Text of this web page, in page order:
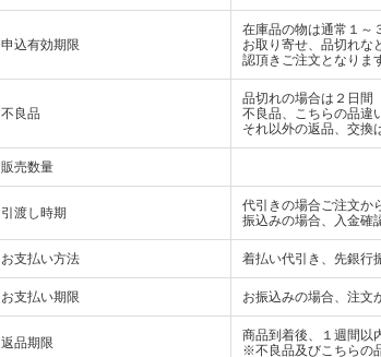
申込有効期限
在庫品の物は通常１～
お取り寄せ、品切れな
認頂きご注文となりま
不良品
品切れの場合は２日間
不良品、こちらの品違
それ以外の返品、交換
販売数量
引渡し時期
代引きの場合ご注文か
振込みの場合、入金確
お支払い方法 着払い代引き、先銀行
お支払い期限 お振込みの場合、注文
返品期限
商品到着後、１週間以
※不良品及びこちらの